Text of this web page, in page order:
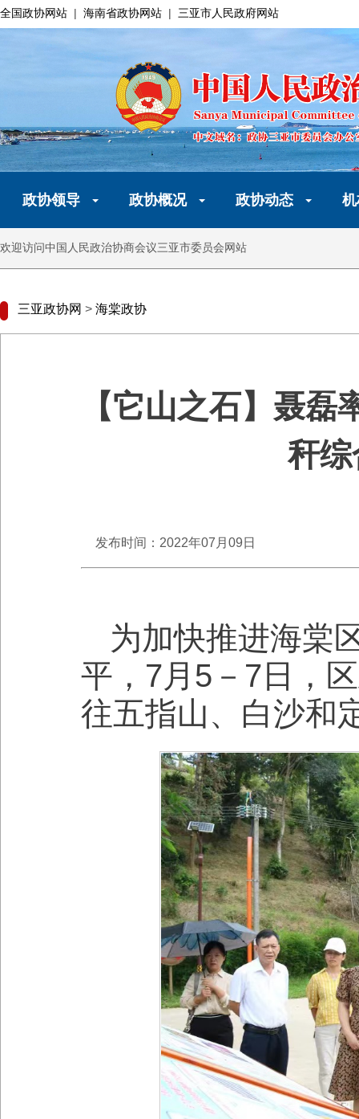
全国政协网站 | 海南省政协网站 | 三亚市人民政府网站
政协领导 政协概况 政协动态
欢迎访问中国人民政治协商会议三亚市委员会网站
三亚政协网 > 海棠政协
【它山之石】聂
秆
发布时间：2022年07月09日
为加快推进海棠
平，7月5－7日，
往五指山、白沙和